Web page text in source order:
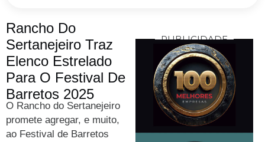
Rancho Do
Sertanejeiro Traz
Elenco Estrelado
Para O Festival De
Barretos 2025
O Rancho do Sertanejeiro
promete agregar, e muito,
ao Festival de Barretos
PUBLICIDADE